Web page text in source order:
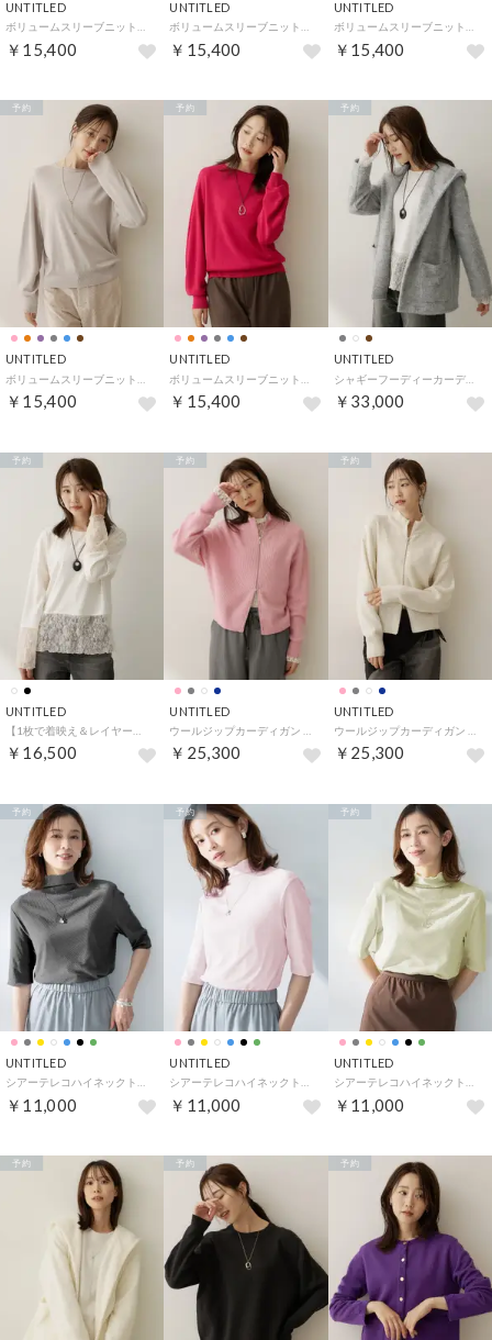
UNTITLED
￥15,400
UNTITLED
￥15,400
UNTITLED
￥15,400
UNTITLED
￥15,400
予約
UNTITLED
￥15,400
予約
UNTITLED
シャギーフーディーカーディガン （グレー(012)）
￥33,000
予約
UNTITLED
￥16,500
予約
UNTITLED
￥25,300
予約
UNTITLED
￥25,300
予約
UNTITLED
￥11,000
予約
UNTITLED
￥11,000
予約
UNTITLED
￥11,000
予約
予約 予約 予約